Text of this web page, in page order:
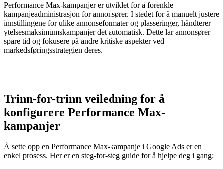
Performance Max-kampanjer er utviklet for å forenkle
kampanjeadministrasjon for annonsører. I stedet for å manuelt justere
innstillingene for ulike annonseformater og plasseringer, håndterer
ytelsesmaksimumskampanjer det automatisk. Dette lar annonsører
spare tid og fokusere på andre kritiske aspekter ved
markedsføringsstrategien deres.
Trinn-for-trinn veiledning for å
konfigurere Performance Max-
kampanjer
Å sette opp en Performance Max-kampanje i Google Ads er en
enkel prosess. Her er en steg-for-steg guide for å hjelpe deg i gang: